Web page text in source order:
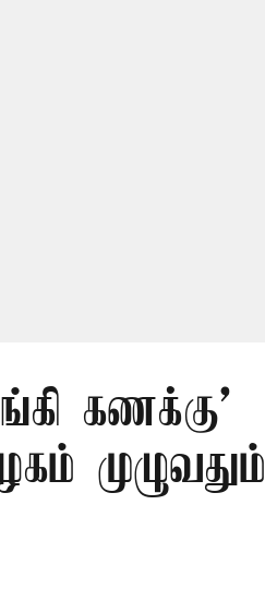
கணக்கு’
முழுவதும்